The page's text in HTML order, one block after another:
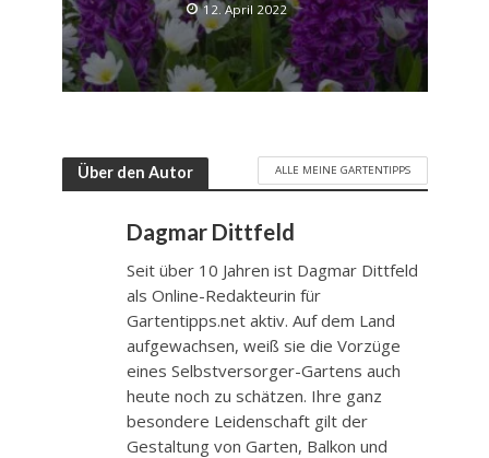
12. April 2022
Über den Autor ALLE MEINE GARTENTIPPS
Dagmar Dittfeld
Seit über 10 Jahren ist Dagmar Dittfeld
als Online-Redakteurin für
Gartentipps.net aktiv. Auf dem Land
aufgewachsen, weiß sie die Vorzüge
eines Selbstversorger-Gartens auch
heute noch zu schätzen. Ihre ganz
besondere Leidenschaft gilt der
Gestaltung von Garten, Balkon und